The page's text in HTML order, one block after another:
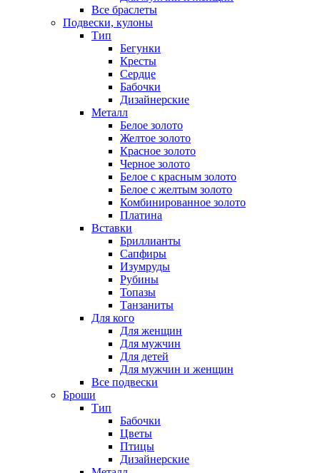
Все браслеты
Подвески, кулоны
Тип
Бегунки
Кресты
Сердце
Бабочки
Дизайнерские
Металл
Белое золото
Желтое золото
Красное золото
Черное золото
Белое с красным золото
Белое с желтым золото
Комбинированное золото
Платина
Вставки
Бриллианты
Сапфиры
Изумруды
Рубины
Топазы
Танзаниты
Для кого
Для женщин
Для мужчин
Для детей
Для мужчин и женщин
Все подвески
Броши
Тип
Бабочки
Цветы
Птицы
Дизайнерские